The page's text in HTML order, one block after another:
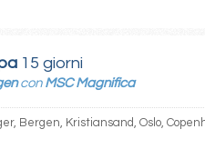
15 giorni
con MSC Magnifica
Bergen, Kristiansand, Oslo,